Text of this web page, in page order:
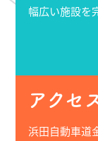
幅広い施設を
アクセ
浜田自動車道